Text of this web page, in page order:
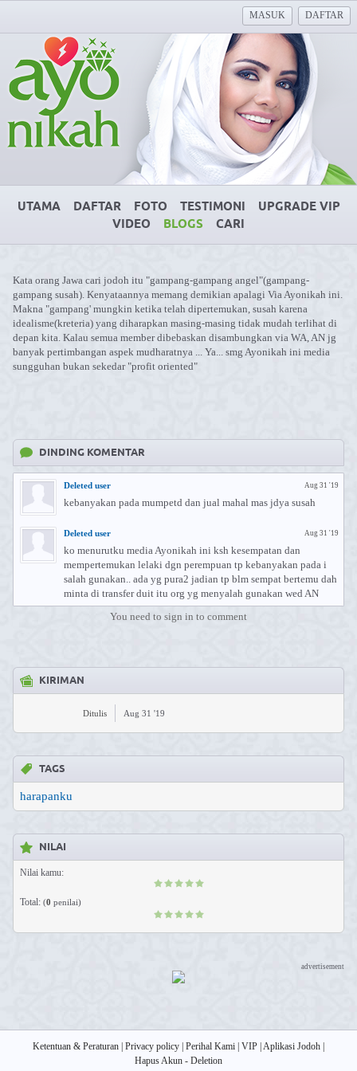
MASUK DAFTAR
UTAMA DAFTAR FOTO TESTIMONI
UPGRADE VIP
VIDEO
BLOGS CARI
Kata orang Jawa cari jodoh itu "gampang-gampang angel"(gampang-
gampang susah). Kenyataannya memang demikian apalagi Via Ayonikah ini.
Makna "gampang' mungkin ketika telah dipertemukan, susah karena
idealisme(kreteria) yang diharapkan masing-masing tidak mudah terlihat di
depan kita. Kalau semua member dibebaskan disambungkan via WA, AN jg
banyak pertimbangan aspek mudharatnya ... Ya... smg Ayonikah ini media
sungguhan bukan sekedar "profit oriented"
DINDING KOMENTAR
Aug 31 '19
Deleted user
kebanyakan pada mumpetd dan jual mahal mas jdya susah
Aug 31 '19
Deleted user
ko menurutku media Ayonikah ini ksh kesempatan dan
mempertemukan lelaki dgn perempuan tp kebanyakan pada i
salah gunakan.. ada yg pura2 jadian tp blm sempat bertemu dah
minta di transfer duit itu org yg menyalah gunakan wed AN
You need to sign in to comment
KIRIMAN
Ditulis Aug 31 '19
TAGS
harapanku
NILAI
Nilai kamu:
Total: (0 penilai)
advertisement
Ketentuan & Peraturan Privacy policy Perihal Kami VIP Aplikasi Jodoh
Hapus Akun - Deletion